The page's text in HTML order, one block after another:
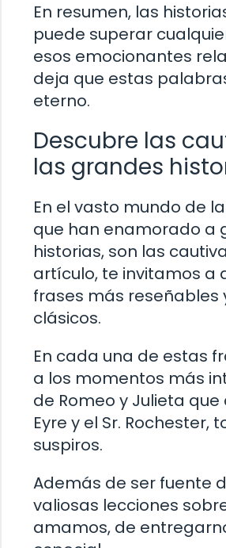
En resumen, las
puede superar
esos emocionantes
deja que estas
eterno.
Descubre las
las grandes
En el vasto mundo de
que han enamorado a
historias, son las
artículo, te invitamos a
frases más
clásicos.
En cada una de estas
a los momentos más
de Romeo y Julieta
Eyre y el Sr.
suspiros.
Además de ser fuente
valiosas lecciones
amamos, de